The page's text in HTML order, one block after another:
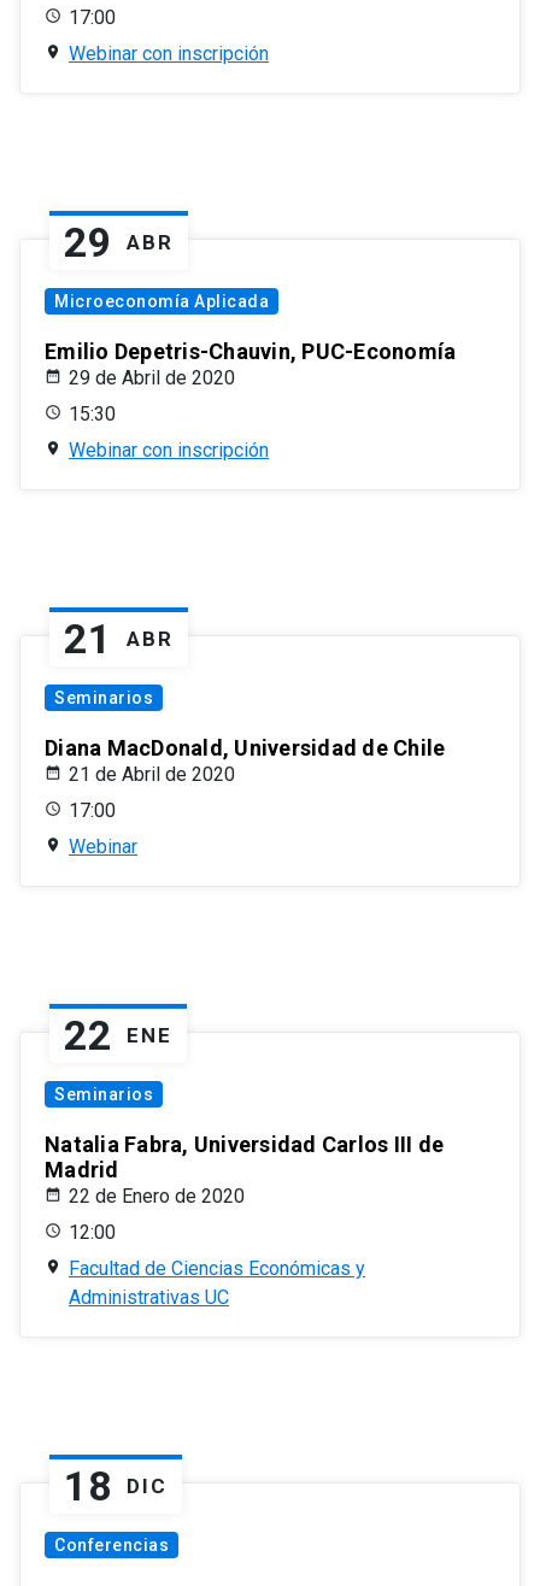
17:00
Webinar con inscripción
29 ABR
Microeconomía Aplicada
Emilio Depetris-Chauvin, PUC-Economía
29 de Abril de 2020
15:30
Webinar con inscripción
21 ABR
Seminarios
Diana MacDonald, Universidad de Chile
21 de Abril de 2020
17:00
Webinar
22 ENE
Seminarios
Natalia Fabra, Universidad Carlos III de
Madrid
22 de Enero de 2020
12:00
Facultad de Ciencias Económicas y
Administrativas UC
18 DIC
Conferencias